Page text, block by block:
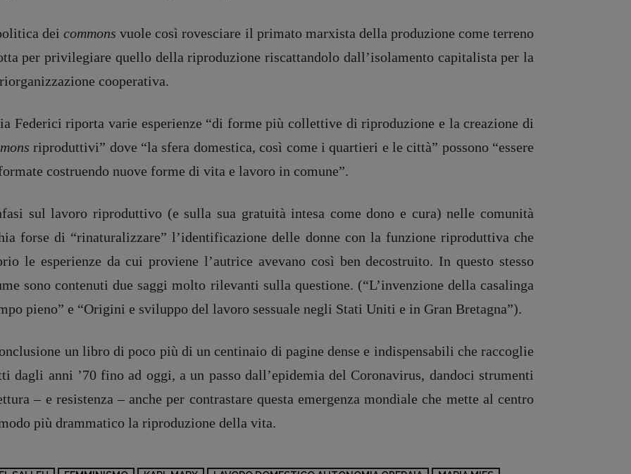
deicommons vuole così rovesciare il primato marxista della produzione come terreno
per privilegiare quello della riproduzione riscattandolo dall’isolamento capitalista per la
cooperativa.
Federici riporta varie esperienze “di forme più collettive di riproduzione e la creazione di
riproduttivi” dove “la sfera domestica, così come i quartieri e le città” possono “essere
costruendo nuove forme di vita e lavoro in comune”.
sul lavoro riproduttivo (e sulla sua gratuità intesa come dono e cura) nelle comunità
forse di “rinaturalizzare” l’identificazione delle donne con la funzione riproduttiva che
le esperienze da cui proviene l’autrice avevano così ben decostruito. In questo stesso
sono contenuti due saggi molto rilevanti sulla questione. (“L’invenzione della casalinga
pieno” e “Origini e sviluppo del lavoro sessuale negli Stati Uniti e in Gran Bretagna”).
un libro di poco più di un centinaio di pagine dense e indispensabili che raccoglie
dagli anni ’70 fino ad oggi, a un passo dall’epidemia del Coronavirus, dandoci strumenti
– e resistenza – anche per contrastare questa emergenza mondiale che mette al centro
più drammatico la riproduzione della vita.